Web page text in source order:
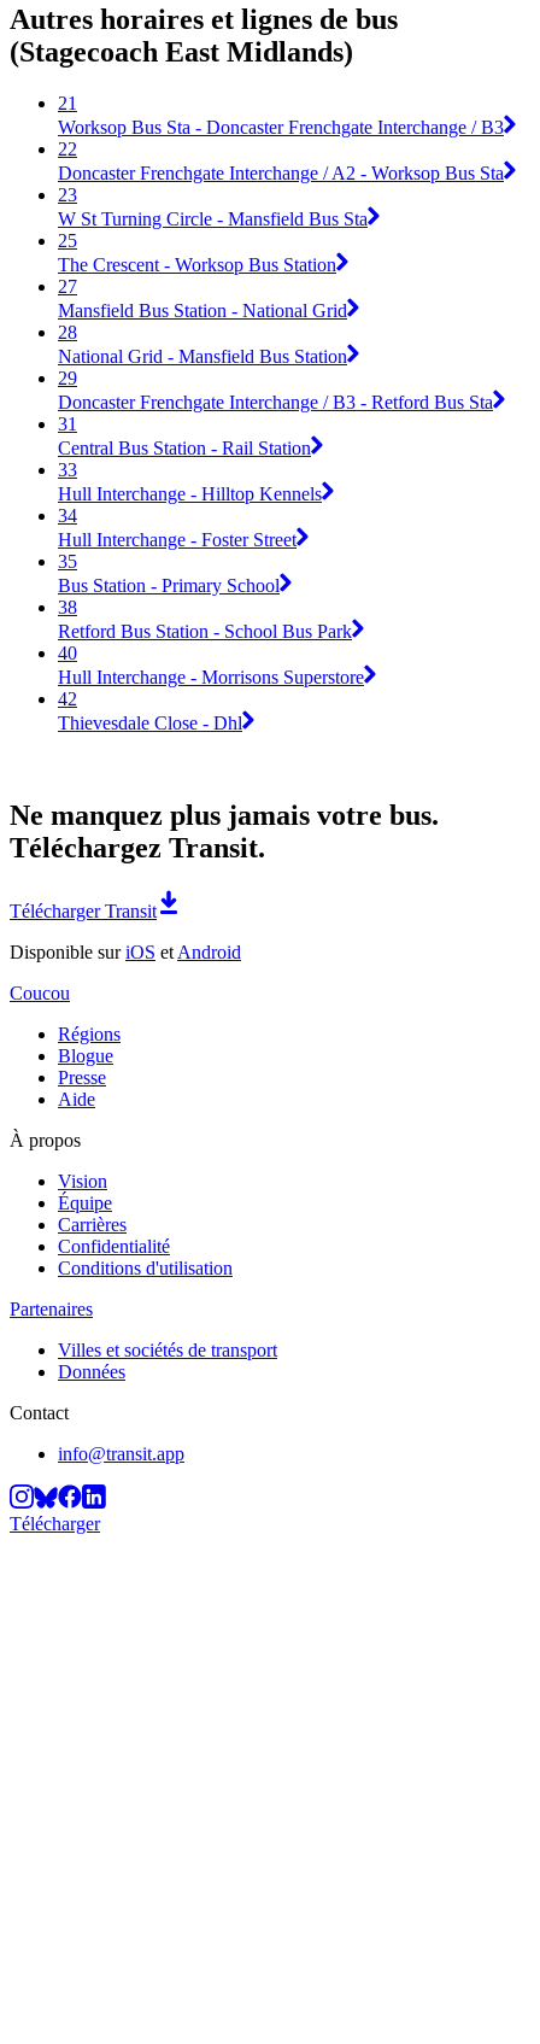
Autres horaires et lignes de bus
(Stagecoach East Midlands)
21
Worksop Bus Sta - Doncaster Frenchgate Interchange / B3
22
Doncaster Frenchgate Interchange / A2 - Worksop Bus Sta
23
W St Turning Circle - Mansfield Bus Sta
25
The Crescent - Worksop Bus Station
27
Mansfield Bus Station - National Grid
28
National Grid - Mansfield Bus Station
29
Doncaster Frenchgate Interchange / B3 - Retford Bus Sta
31
Central Bus Station - Rail Station
33
Hull Interchange - Hilltop Kennels
34
Hull Interchange - Foster Street
35
Bus Station - Primary School
38
Retford Bus Station - School Bus Park
40
Hull Interchange - Morrisons Superstore
42
Thievesdale Close - Dhl
Ne manquez plus jamais votre bus.
Téléchargez Transit.
Télécharger Transit
Disponible suriOS et Android
Coucou
Régions
Blogue
Presse
Aide
À propos
Vision
Équipe
Carrières
Confidentialité
Conditions d'utilisation
Partenaires
Villes et sociétés de transport
Données
Contact
info@transit.app
Télécharger